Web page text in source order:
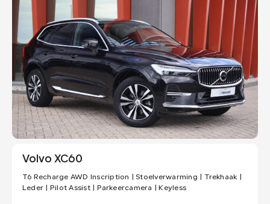
Volvo XC60
T6 Recharge AWD Inscription | Stoelverwarming | Trekhaak |
Leder | Pilot Assist | Parkeercamera | Keyless